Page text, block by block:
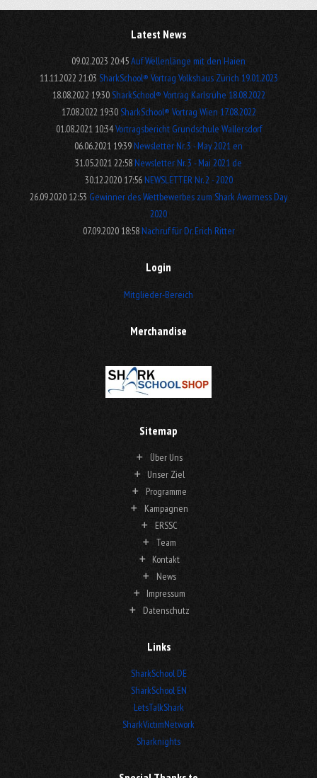
Latest News
09.02.2023 20:45Auf Wellenlänge mit den Haien
11.11.2022 21:03 SharkSchool® Vortrag Volkshaus Zürich 19.01.2023
18.08.2022 19:30SharkSchool® Vortrag Karlsruhe 18.08.2022
17.08.2022 19:30 SharkSchool® Vortrag Wien 17.08.2022
01.08.2021 10:34Vortragsbericht Grundschule Wallersdorf
06.06.2021 19:39 Newsletter Nr. 3 - May 2021 en
31.05.2021 22:58 Newsletter Nr. 3 - Mai 2021 de
30.12.2020 17:56NEWSLETTER Nr. 2 - 2020
26.09.2020 12:53 Gewinner des Wettbewerbes zum Shark Awarness Day
2020
07.09.2020 18:58 Nachruf für Dr. Erich Ritter
Login
Mitglieder-Bereich
Merchandise
Sitemap
Über Uns
Unser Ziel
Programme
Kampagnen
ERSSC
Team
Kontakt
News
Impressum
Datenschutz
Links
SharkSchool DE
SharkSchool EN
LetsTalkShark
SharkVictimNetwork
Sharknights